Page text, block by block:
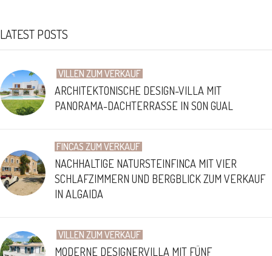
LATEST POSTS
VILLEN ZUM VERKAUF
ARCHITEKTONISCHE DESIGN-VILLA MIT
PANORAMA-DACHTERRASSE IN SON GUAL
FINCAS ZUM VERKAUF
NACHHALTIGE NATURSTEINFINCA MIT VIER
SCHLAFZIMMERN UND BERGBLICK ZUM VERKAUF
IN ALGAIDA
VILLEN ZUM VERKAUF
MODERNE DESIGNERVILLA MIT FÜNF